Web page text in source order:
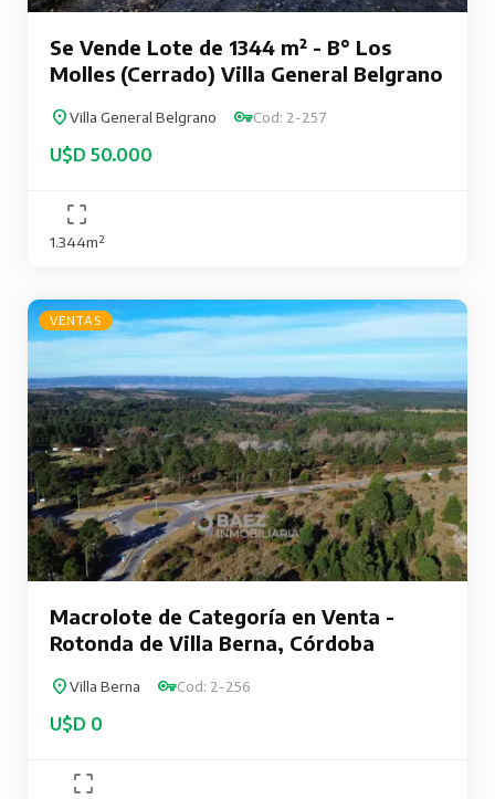
Se Vende Lote de 1344 m² - B° Los
Molles (Cerrado) Villa General Belgrano
Villa General Belgrano Cod: 2-257
U$D 50.000
1.344m²
VENTAS
Macrolote de Categoría en Venta -
Rotonda de Villa Berna, Córdoba
Villa Berna Cod: 2-256
U$D 0